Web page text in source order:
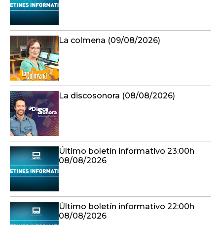
La colmena (09/08/2026)
La discosonora (08/08/2026)
Último boletín informativo 23:00h
08/08/2026
Último boletín informativo 22:00h
08/08/2026